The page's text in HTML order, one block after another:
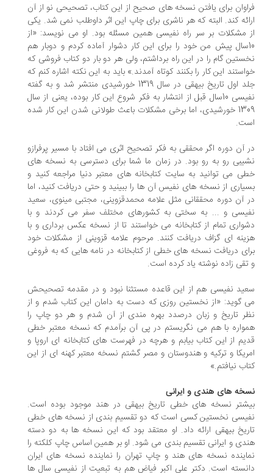
برای یافتن نسخه های صحیح از این کتاب، تصحیحی نو از آن
کند. البته که هر ناشری برای چاپ این اثر داوطلب نمی شد. یکی
مشکلات بر سر راه نفیسی همین مسئله بود. او می نویسد: «از
10سال پیش من خود را برای این کار دشوار آماده کردم و دوبار هم
گام را در این راه برداشتم، ولی هر دو بار دو کتاب فروشی که
این کار را بکنند کوتاه آمدند.» باید به این نکته اشاره کنم که
جلد اول تاریخ بیهقی در سال 1319 خورشیدی منتشر شد و به گفته
نفیسی 10سال قبل از انتشار به فکر شروع این کار بوده، یعنی از سال
1309 خورشیدی، اما برخی مشکلات باعث طولانی شدن این کار شده
آن دوره اگر محققی به فکر تصحیح اثری می افتاد با مسیر پرفرازو
رو به رو بود. در زمان ما شما برای دسترسی به نسخه های
می توانید به سایت کتابخانه های معتبر دنیا مراجعه کنید و
از نسخه های نفیس آن ها را ببینید و حتی دریافت کنید، اما
آن دوره محققانی مثل علامه محمدقزوینی، مجتبی مینوی، سعید
و ... به سختی به کشورهای مختلف سفر می کردند و با
تمام از کتابخانه می خواستند تا از نسخه عکس برداری و با
ای گزاف دریافت کنند. مرحوم علامه قزوینی از مشکلات خود
دریافت نسخه های خطی از کتابخانه در نامه هایی که به فروغی
زاده نوشته یاد کرده است.
نفیسی هم از این قاعده مستثنا نبود و در مقدمه تصحیحش
گوید: «از نخستین روزی که دست به دامان این کتاب شدم و از
تاریخ و زبان درصدد بهره مندی از آن شدم و هر دو چاپ را
با هم می نگریستم در پی آن برآمدم که نسخه معتبر خطی
از این کتاب بیابم و هرچه در فهرست های کتابخانه ای اروپا و
و ترکیه و هندوستان و مصر گشتم نسخه معتبر کهنه ای از این
نیافتم.»
های هندی و ایرانی
نسخه های خطی تاریخ بیهقی در هند موجود بوده است.
نخستین کسی است که دو تقسیم بندی از نسخه های خطی
بیهقی ارائه داد. او معتقد بود که این نسخه ها به دو دسته
و ایرانی تقسیم بندی می شود. او بر همین اساس چاپ کلکته را
نسخه های هند و چاپ تهران را نماینده نسخه های ایران
است. دکتر علی اکبر فیاض هم به تبعیت از نفیسی سال ها